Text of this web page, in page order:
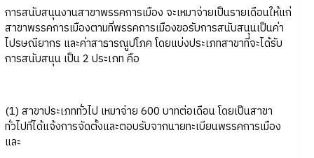
การสนับสนุนงานสาขาพรรคการเมือง จะเหมาจ่ายเป็นรายเดือนให้แก่
สาขาพรรคการเมืองตามที่พรรคการเมืองขอรับการสนับสนุนเป็นค่า
ไปรษณียากร และค่าสาธารณูปโภค โดยแบ่งประเภทสาขาที่จะได้รับ
การสนับสนุน เป็น 2 ประเภท คือ
(1) สาขาประเภททั่วไป เหมาจ่าย 600 บาทต่อเดือน โดยเป็นสาขา
ทั่วไปที่ได้แจ้งการจัดตั้งและตอบรับจากนายทะเบียนพรรคการเมือง
และ